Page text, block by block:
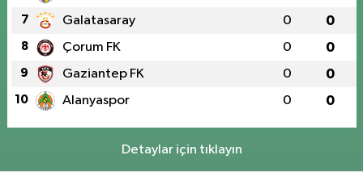
7 Galatasaray 0 0
8 Çorum FK 0 0
9 Gaziantep FK 0 0
10 Alanyaspor 0 0
Detaylar için tıklayın